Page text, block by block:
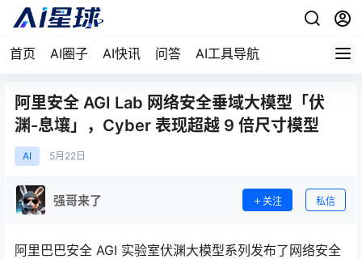
首页 AI圈子 AI快讯 问答 AI工具导航
阿里安全 AGI Lab 网络安全垂域大模型「伏
渊-息壤」，Cyber 表现超越 9 倍尺寸模型
AI 5月 22日
强哥来了 关注 私信
阿里巴巴安全 AGI 实验室伏渊大模型系列发布了网络安全